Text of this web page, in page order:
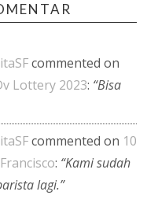
commented on
Lottery 2023: “Bisa
commented on 10
: “Kami sudah
lagi.”